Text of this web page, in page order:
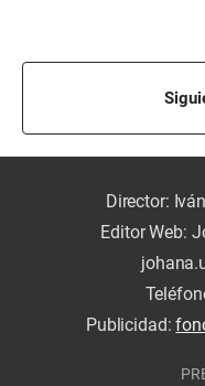
Director:
Editor Web:
Publicidad: